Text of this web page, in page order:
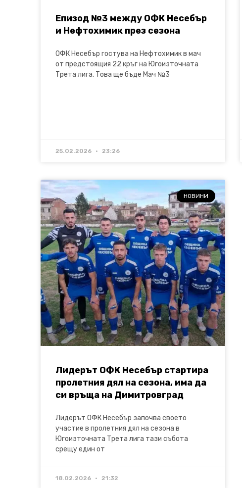
Епизод №3 между ОФК Несебър
и Нефтохимик през сезона
ОФК Несебър гостува на Нефтохимик в мач
от предстоящия 22 кръг на Югоизточната
Трета лига. Това ще бъде Мач №3
25.02.2026 23:26
НОВИНИ
Лидерът ОФК Несебър стартира
пролетния дял на сезона, има да
си връща на Димитровград
Лидерът ОФК Несебър започва своето
участие в пролетния дял на сезона в
Югоизточната Трета лига тази събота
срещу един от
18.02.2026 21:32